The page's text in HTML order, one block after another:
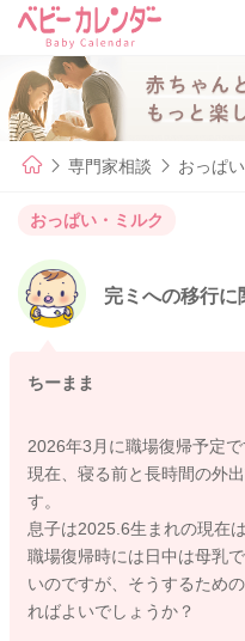
専門家相談 おっぱ
おっぱい・ミルク
完ミへの移行に
ちーまま
2026年3月に職場復帰予定で
現在、寝る前と長時間の外
す。
息子は2025.6生まれの現在
職場復帰時には日中は母乳
いのですが、そうするため
ればよいでしょうか？